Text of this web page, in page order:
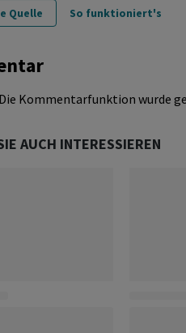
Quelle So funktioniert's
Die Kommentarfunktion wurde
AUCH INTERESSIEREN